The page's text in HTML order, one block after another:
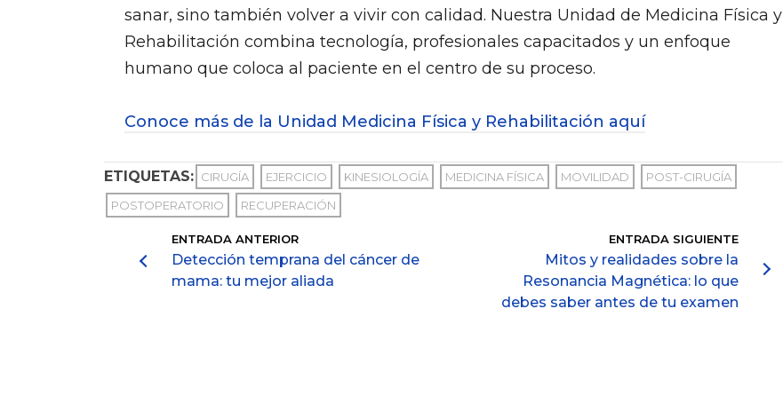
sanar, sino también volver a vivir con calidad. Nuestra Unidad de Medicina Física y
Rehabilitación combina tecnología, profesionales capacitados y un enfoque
humano que coloca al paciente en el centro de su proceso.
Conoce más de la Unidad Medicina Física y Rehabilitación aquí
ETIQUETAS: CIRUGÍA EJERCICIO KINESIOLOGÍA MEDICINA FÍSICA MOVILIDAD
POST-CIRUGÍA
POSTOPERATORIO
RECUPERACIÓN
ENTRADA ANTERIOR
Detección temprana del cáncer de
mama: tu mejor aliada
ENTRADA SIGUIENTE
Mitos y realidades sobre la
Resonancia Magnética: lo que
debes saber antes de tu examen